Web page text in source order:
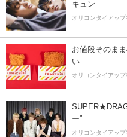
キュン
オリコンタイアップ
お値段そのま
い
オリコンタイアップ
ー”
オリコンタイアップ